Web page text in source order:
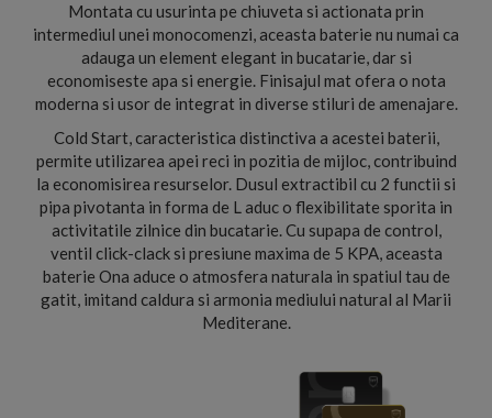
Montata cu usurinta pe chiuveta si actionata prin
intermediul unei monocomenzi, aceasta baterie nu numai ca
adauga un element elegant in bucatarie, dar si
economiseste apa si energie. Finisajul mat ofera o nota
moderna si usor de integrat in diverse stiluri de amenajare.
Cold Start, caracteristica distinctiva a acestei baterii,
permite utilizarea apei reci in pozitia de mijloc, contribuind
la economisirea resurselor. Dusul extractibil cu 2 functii si
pipa pivotanta in forma de L aduc o flexibilitate sporita in
activitatile zilnice din bucatarie. Cu supapa de control,
ventil click-clack si presiune maxima de 5 KPA, aceasta
baterie Ona aduce o atmosfera naturala in spatiul tau de
gatit, imitand caldura si armonia mediului natural al Marii
Mediterane.